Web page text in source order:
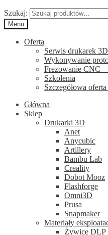
Szukaj:
Menu
Oferta
Serwis drukarek 3D
Wykonywanie
Frezowanie CNC –
Szkolenia
Szczegółowa
Główna
Sklep
Drukarki 3D
Anet
Anycubic
Artillery
Bambu Lab
Creality
Dobot Mooz
Flashforge
Omni3D
Prusa
Snapmaker
Materiały
Żywice DLP